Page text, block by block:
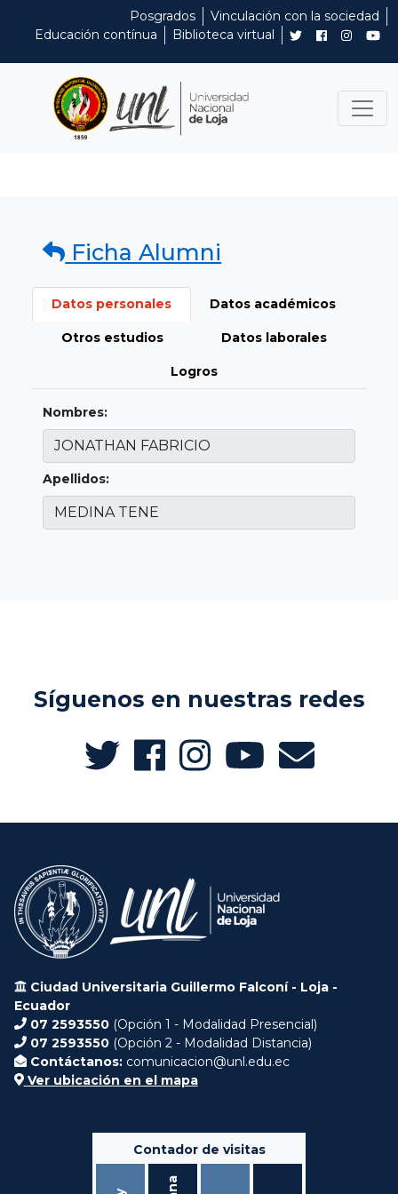
Posgrados
Vinculación con la sociedad
Educación contínua
Biblioteca virtual
Ficha Alumni
Datos personales Datos académicos
Otros estudios Datos laborales
Logros
Nombres:
Apellidos:
Síguenos en nuestras redes
Ciudad Universitaria Guillermo Falconí - Loja -
Ecuador
07 2593550 (Opción 1 - Modalidad Presencial)
07 2593550 (Opción 2 - Modalidad Distancia)
Contáctanos: comunicacion@unl.edu.ec
Ver ubicación en el mapa
Contador de visitas